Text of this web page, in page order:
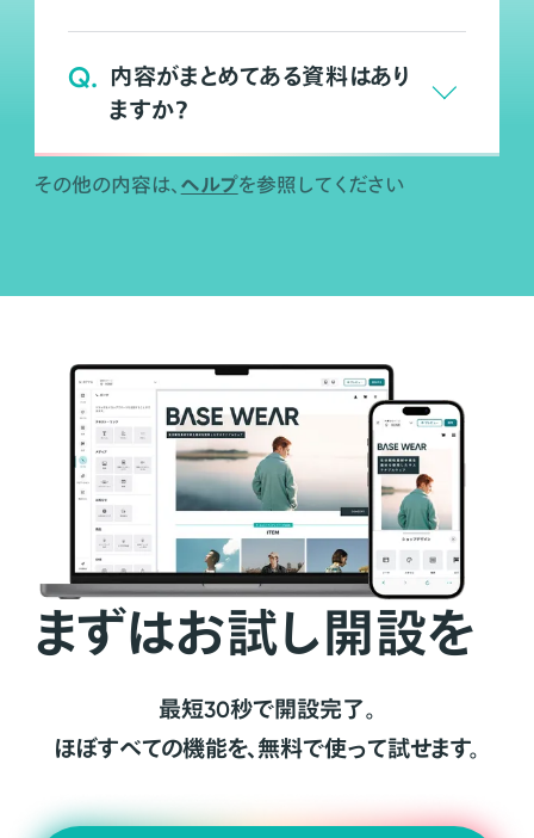
Q. 内容がまとめてある資料はあり
ますか？
その他の内容は、 ヘルプを参照してください
まずはお試し開設を
最短30秒で開設完了。
ほぼすべての機能を、無料で使って試せます。